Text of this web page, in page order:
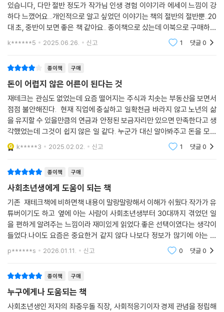
있습니다, 다만 절반 정도가 작가님 인생 경험 이야기라 에세이 느낌이 강
하다 느꼈어요...개인적으로 알고 싶었던 이야기는 책의 절반의 절반뿐..20
대 초, 중반이 보면 좋은 책 같아요.. 종이책으로 샀는데 이북으로 구매하시
길 권합니다
k******5 2025.06.26. 신고 1 댓글0
종이책 구매
돈이 어렵지 않은 어른이 된다는 것
재테크는 관심도 없었는데 요즘 떨어지는 주식과 치솟는 부동산을 보면서
점점 불안해진다. 현재 직업에 충실하고 일확천금 바라지 않고 노년의 삶
을 유지할 수 있을만큼의 연금과 안정된 보금자리만 있으면 만족한다고 생
각했었는데 그것이 쉽지 않은 일 같다. 누군가 대신 알아봐주고 돈을 모아
주면 좋겠지만 그럴 수 없으니, 지금도 많이 늦었지만 지금부터라도 재테
크 공부 시작해보
k*****3 2025.02.02. 신고 1 댓글0
종이책 구매
사회초년생에게 도움이 되는 책
기존 재테크책에 비하면책 내용이 말랑말랑해서 이해가 쉬웠다.작가가 유
튜버이기도 하고 옆에 아는 사람이 사회초년생부터 30대까지 겪었던 일
을 편하게 알려주는 느낌이라 재미있게 읽었다.좋은 선택이였다는 생각이
들었다.나이도 요즘은 중요한거 같지 않다 나보다 정보가 많기에 아는 것
도 많고 독자로서 배울 것이 많았다.책으로 만날 수 있다는 것이 감사했다.
그런 것들을 20대에
p******s 2026.01.11. 신고 0 댓글0
종이책 구매
누구에게나 도움되는 책
사회초년생인 저자의 좌충우돌 직장, 사회적응기이자 경제 관념을 정립해